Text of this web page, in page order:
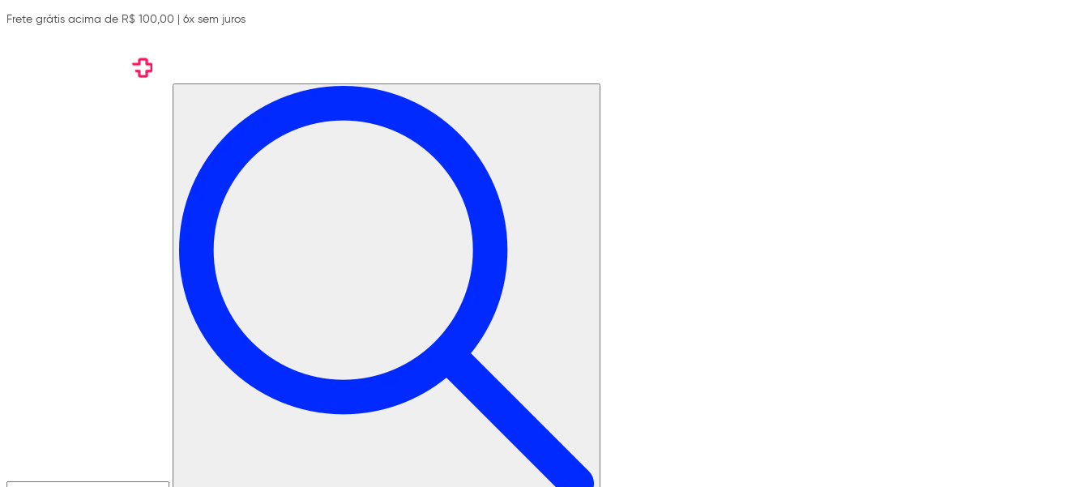
Frete grátis acima de R$ 100,00 | 6x sem juros